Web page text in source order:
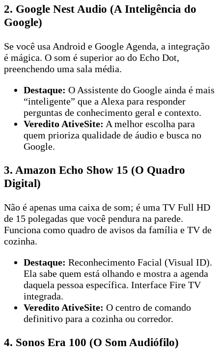
2. Google Nest Audio (A Inteligência do
Google)
Se você usa Android e Google Agenda, a integração
é mágica. O som é superior ao do Echo Dot,
preenchendo uma sala média.
Destaque: O Assistente do Google ainda é mais
“inteligente” que a Alexa para responder
perguntas de conhecimento geral e contexto.
Veredito AtiveSite: A melhor escolha para
quem prioriza qualidade de áudio e busca no
Google.
3. Amazon Echo Show 15 (O Quadro
Digital)
Não é apenas uma caixa de som; é uma TV Full HD
de 15 polegadas que você pendura na parede.
Funciona como quadro de avisos da família e TV de
cozinha.
Destaque: Reconhecimento Facial (Visual ID).
Ela sabe quem está olhando e mostra a agenda
daquela pessoa específica. Interface Fire TV
integrada.
Veredito AtiveSite: O centro de comando
definitivo para a cozinha ou corredor.
4. Sonos Era 100 (O Som Audiófilo)